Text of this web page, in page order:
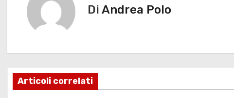
z
i
Di Andrea Polo
Articoli correlati